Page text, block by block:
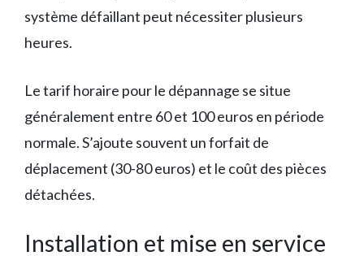
système défaillant peut nécessiter plusieurs
heures.
Le tarif horaire pour le dépannage se situe
généralement entre 60 et 100 euros en période
normale. S’ajoute souvent un forfait de
déplacement (30-80 euros) et le coût des pièces
détachées.
Installation et mise en service